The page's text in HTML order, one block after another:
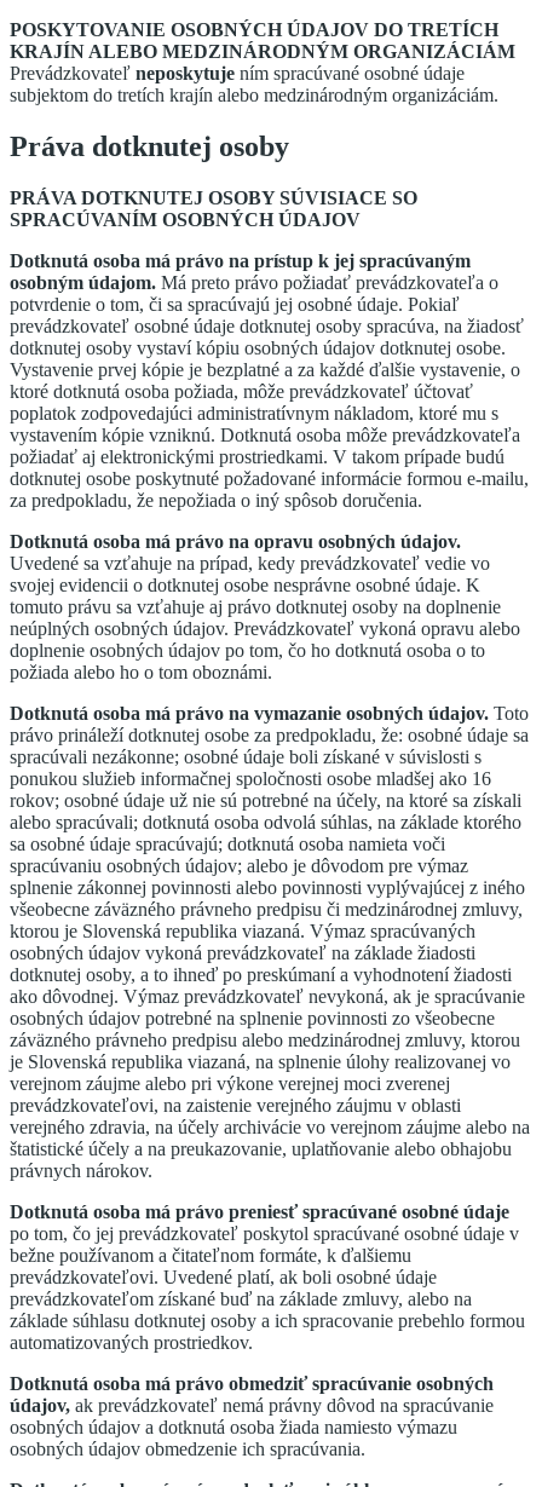
POSKYTOVANIE OSOBNÝCH ÚDAJOV DO TRETÍCH
KRAJÍN ALEBO MEDZINÁRODNÝM ORGANIZÁCIÁM
Prevádzkovateľ neposkytuje ním spracúvané osobné údaje
subjektom do tretích krajín alebo medzinárodným organizáciám.
Práva dotknutej osoby
PRÁVA DOTKNUTEJ OSOBY SÚVISIACE SO
SPRACÚVANÍM OSOBNÝCH ÚDAJOV
Dotknutá osoba má právo na prístup k jej spracúvaným
osobným údajom. Má preto právo požiadať prevádzkovateľa o
potvrdenie o tom, či sa spracúvajú jej osobné údaje. Pokiaľ
prevádzkovateľ osobné údaje dotknutej osoby spracúva, na žiadosť
dotknutej osoby vystaví kópiu osobných údajov dotknutej osobe.
Vystavenie prvej kópie je bezplatné a za každé ďalšie vystavenie, o
ktoré dotknutá osoba požiada, môže prevádzkovateľ účtovať
poplatok zodpovedajúci administratívnym nákladom, ktoré mu s
vystavením kópie vzniknú. Dotknutá osoba môže prevádzkovateľa
požiadať aj elektronickými prostriedkami. V takom prípade budú
dotknutej osobe poskytnuté požadované informácie formou e-mailu,
za predpokladu, že nepožiada o iný spôsob doručenia.
Dotknutá osoba má právo na opravu osobných údajov.
Uvedené sa vzťahuje na prípad, kedy prevádzkovateľ vedie vo
svojej evidencii o dotknutej osobe nesprávne osobné údaje. K
tomuto právu sa vzťahuje aj právo dotknutej osoby na doplnenie
neúplných osobných údajov. Prevádzkovateľ vykoná opravu alebo
doplnenie osobných údajov po tom, čo ho dotknutá osoba o to
požiada alebo ho o tom oboznámi.
Dotknutá osoba má právo na vymazanie osobných údajov. Toto
právo prináleží dotknutej osobe za predpokladu, že: osobné údaje sa
spracúvali nezákonne; osobné údaje boli získané v súvislosti s
ponukou služieb informačnej spoločnosti osobe mladšej ako 16
rokov; osobné údaje už nie sú potrebné na účely, na ktoré sa získali
alebo spracúvali; dotknutá osoba odvolá súhlas, na základe ktorého
sa osobné údaje spracúvajú; dotknutá osoba namieta voči
spracúvaniu osobných údajov; alebo je dôvodom pre výmaz
splnenie zákonnej povinnosti alebo povinnosti vyplývajúcej z iného
všeobecne záväzného právneho predpisu či medzinárodnej zmluvy,
ktorou je Slovenská republika viazaná. Výmaz spracúvaných
osobných údajov vykoná prevádzkovateľ na základe žiadosti
dotknutej osoby, a to ihneď po preskúmaní a vyhodnotení žiadosti
ako dôvodnej. Výmaz prevádzkovateľ nevykoná, ak je spracúvanie
osobných údajov potrebné na splnenie povinnosti zo všeobecne
záväzného právneho predpisu alebo medzinárodnej zmluvy, ktorou
je Slovenská republika viazaná, na splnenie úlohy realizovanej vo
verejnom záujme alebo pri výkone verejnej moci zverenej
prevádzkovateľovi, na zaistenie verejného záujmu v oblasti
verejného zdravia, na účely archivácie vo verejnom záujme alebo na
štatistické účely a na preukazovanie, uplatňovanie alebo obhajobu
právnych nárokov.
Dotknutá osoba má právo preniesť spracúvané osobné údaje
po tom, čo jej prevádzkovateľ poskytol spracúvané osobné údaje v
bežne používanom a čitateľnom formáte, k ďalšiemu
prevádzkovateľovi. Uvedené platí, ak boli osobné údaje
prevádzkovateľom získané buď na základe zmluvy, alebo na
základe súhlasu dotknutej osoby a ich spracovanie prebehlo formou
automatizovaných prostriedkov.
Dotknutá osoba má právo obmedziť spracúvanie osobných
údajov, ak prevádzkovateľ nemá právny dôvod na spracúvanie
osobných údajov a dotknutá osoba žiada namiesto výmazu
osobných údajov obmedzenie ich spracúvania.